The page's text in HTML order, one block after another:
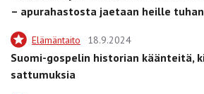
– apurahastosta jaetaan heille
Elämäntaito 18.9.2024
Suomi-gospelin historian käänteitä,
sattumuksia